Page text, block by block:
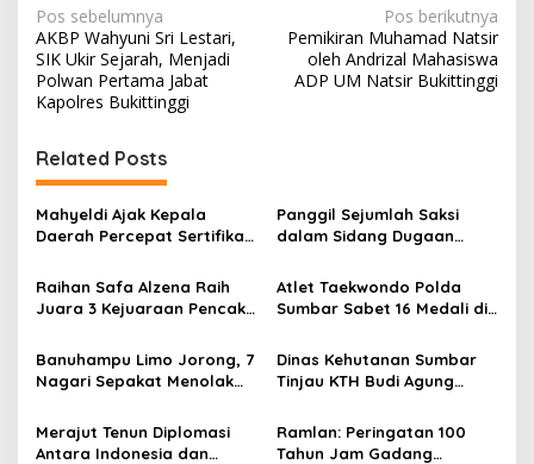
N
a
v
i
g
a
s
i
p
o
s
Pos sebelumnya
AKBP Wahyuni Sri Lestari,
SIK Ukir Sejarah, Menjadi
Polwan Pertama Jabat
Kapolres Bukittinggi
Pos berikutnya
Pemikiran Muhamad Natsir
oleh Andrizal Mahasiswa
ADP UM Natsir Bukittinggi
Related Posts
Mahyeldi Ajak Kepala
Daerah Percepat Sertifikasi
Pusat Ekosistem Halal
Nasional
Panggil Sejumlah Saksi
dalam Sidang Dugaan
Terdakwa Haji DS
Raihan Safa Alzena Raih
Juara 3 Kejuaraan Pencak
Sumatera Barat
Atlet Taekwondo Polda
Sumbar Sabet 16 Medali di
Banuhampu Limo Jorong, 7
Nagari Sepakat Menolak
Dinas Kehutanan Sumbar
Tinjau KTH Budi Agung
Menerima Bantuan
Merajut Tenun Diplomasi
Antara Indonesia dan
Ramlan: Peringatan 100
Tahun Jam Gadang